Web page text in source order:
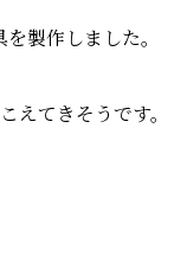
製作しました。
えてきそうです。